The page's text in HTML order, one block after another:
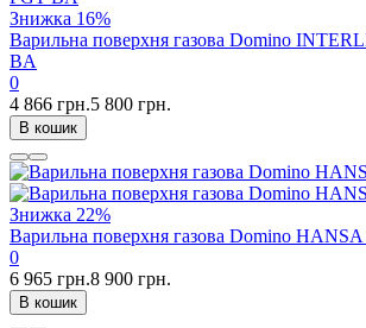
Знижка 16%
Варильна поверхня газова Domino
BA
0
4 866 грн.5 800 грн.
В кошик
Знижка 22%
Варильна поверхня газова Domino
0
6 965 грн.8 900 грн.
В кошик